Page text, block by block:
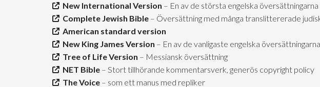
New International Version – En av de största engelska översättningarna
Complete Jewish Bible – Översättning med många translittererade
American standard version
New King James Version – En av de vanligaste engelska
Tree of Life Version – Messiansk översättning
NET Bible – Stort tillhörande kommentarsverk, generös copyright policy
The Voice – som ett manus med repliker